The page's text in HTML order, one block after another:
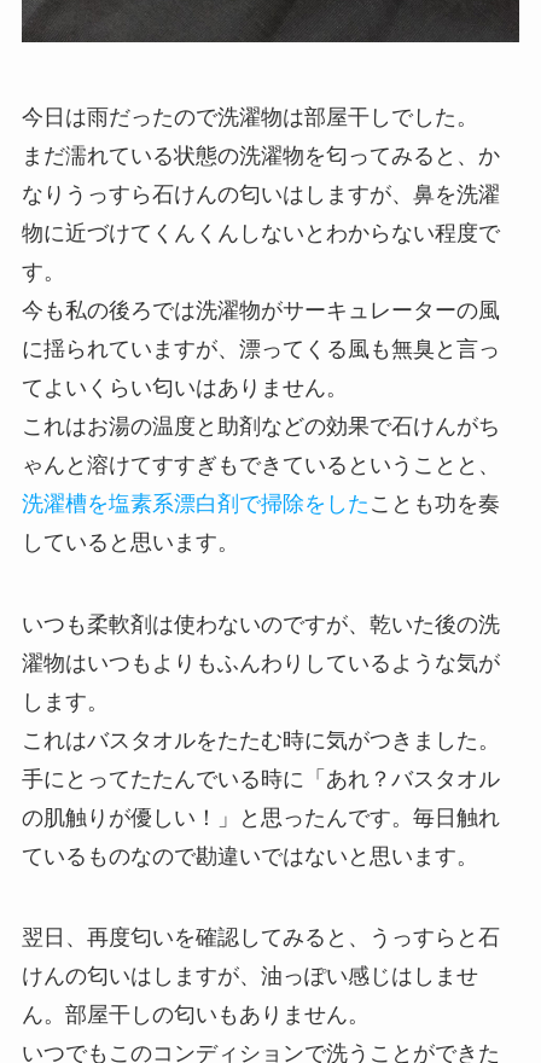
今日は雨だったので洗濯物は部屋干しでした。
まだ濡れている状態の洗濯物を匂ってみると、か
なりうっすら石けんの匂いはしますが、鼻を洗濯
物に近づけてくんくんしないとわからない程度で
す。
今も私の後ろでは洗濯物がサーキュレーターの風
に揺られていますが、漂ってくる風も無臭と言っ
てよいくらい匂いはありません。
これはお湯の温度と助剤などの効果で石けんがち
ゃんと溶けてすすぎもできているということと、
洗濯槽を塩素系漂白剤で掃除をした ことも功を奏
していると思います。
いつも柔軟剤は使わないのですが、乾いた後の洗
濯物はいつもよりもふんわりしているような気が
します。
これはバスタオルをたたむ時に気がつきました。
手にとってたたんでいる時に「あれ？バスタオル
の肌触りが優しい！」と思ったんです。毎日触れ
ているものなので勘違いではないと思います。
翌日、再度匂いを確認してみると、うっすらと石
けんの匂いはしますが、油っぽい感じはしませ
ん。部屋干しの匂いもありません。
いつでもこのコンディションで洗うことができた